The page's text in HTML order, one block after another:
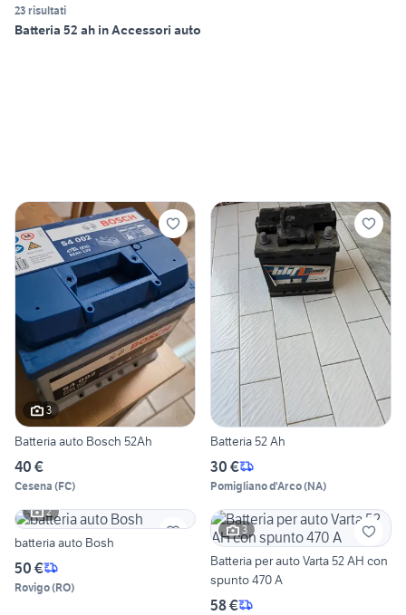
23 risultati
Batteria 52 ah in Accessori auto
3
Batteria auto Bosch 52Ah
40 €
Cesena (FC)
Batteria 52 Ah
30 €
Pomigliano d'Arco(NA)
2
batteria auto Bosh
50 €
Rovigo(RO)
3
Batteria per auto Varta 52 AH con
spunto 470 A
58 €